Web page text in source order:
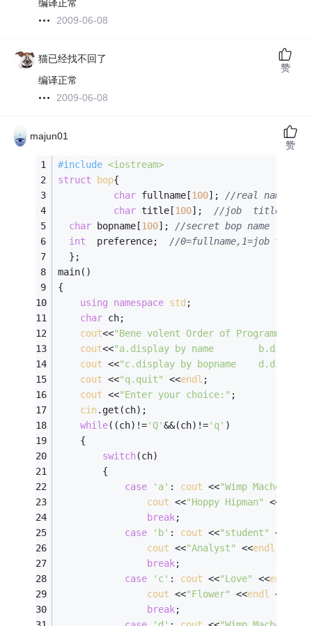
编译正常
2009-06-08
猫已经找不回了
编译正常
2009-06-08
赞
majun01
#include <iostream>
struct
bop{
char fullname[100]; //real name
char title[100]; //job  title
char bopname[100]; //secret bop name
int
  preference;
//0=fullname,1=job
  };
main()
{
using
namespace std ;
char ch;
cout<<"Bene volent Order of Programmers
cout<<"a.display by name
cout <<"c.display by bopname
cout <<"q.quit" <<endl ;
cout <<"Enter your choice:" ;
cin.get(ch);
while((ch)!='Q'&&(ch)!='q' )
	{
switch(ch)
		{
case
'a' : cout <<"Wimp Macho"
cout <<"Hoppy Hipman" <<
break;
case
'b' : cout <<"student" <<
cout <<"Analyst" <<endl
break;
case
'c' : cout <<"Love" <<endl
cout <<"Flower" <<endl <<
break;
赞